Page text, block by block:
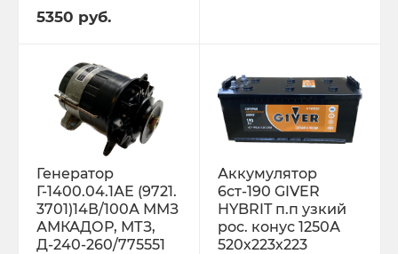
5350 руб.
Генератор
Г-1400.04.1АЕ (9721.
3701)14В/100А ММЗ
АМКАДОР, МТЗ,
Д-240-260/775551
Аккумулятор
6ст-190 GIVER
HYBRIT п.п узкий
рос. конус 1250А
520х223х223